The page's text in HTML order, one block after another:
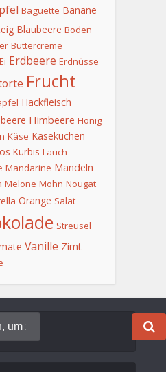
Baguette Banane
Blaubeere Boden
Buttercreme
Ei Erdbeere Erdnüsse
Frucht
Hackfleisch
Himbeere Honig
Käse Käsekuchen
Kürbis Lauch
Mandarine Mandeln
Melone Mohn Nougat
Orange Salat
Streusel
Vanille Zimt